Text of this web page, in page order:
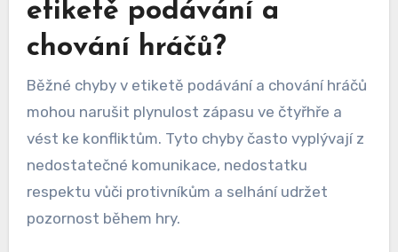
etiketě podávání a
chování hráčů?
Běžné chyby v etiketě podávání a chování hráčů
mohou narušit plynulost zápasu ve čtyřhře a
vést ke konfliktům. Tyto chyby často vyplývají z
nedostatečné komunikace, nedostatku
respektu vůči protivníkům a selhání udržet
pozornost během hry.